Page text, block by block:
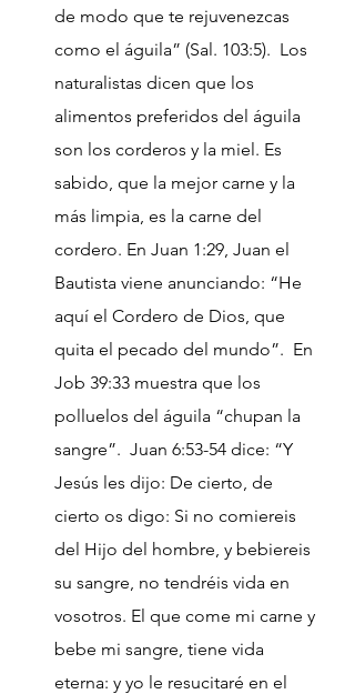
de modo que te rejuvenezcas
como el águila” (Sal. 103:5). Los
naturalistas dicen que los
alimentos preferidos del águila
son los corderos y la miel. Es
sabido, que la mejor carne y la
más limpia, es la carne del
cordero. En Juan 1:29, Juan el
Bautista viene anunciando: “He
aquí el Cordero de Dios, que
quita el pecado del mundo”. En
Job 39:33 muestra que los
polluelos del águila “chupan la
sangre”. Juan 6:53-54 dice: “Y
Jesús les dijo: De cierto, de
cierto os digo: Si no comiereis
del Hijo del hombre, y bebiereis
su sangre, no tendréis vida en
vosotros. El que come mi carne y
bebe mi sangre, tiene vida
eterna: y yo le resucitaré en el